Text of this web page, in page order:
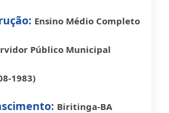
Ensino Médio Completo
Público Municipal
1983)
Biritinga-BA